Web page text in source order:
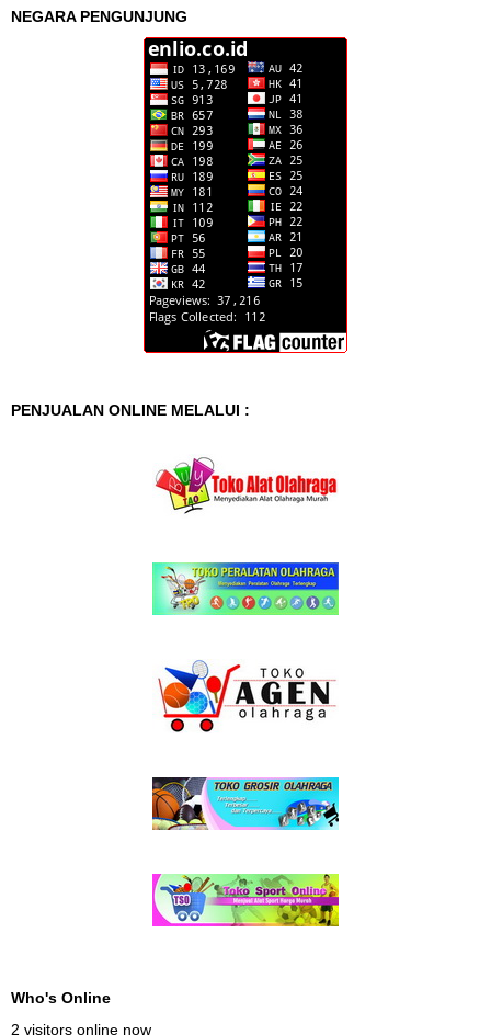
NEGARA PENGUNJUNG
PENJUALAN ONLINE MELALUI :
Who's Online
2 visitors online now